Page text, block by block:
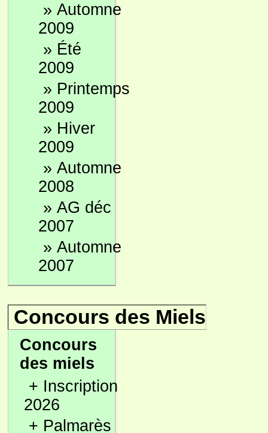
» Automne
2009
» Été
2009
» Printemps
2009
» Hiver
2009
» Automne
2008
» AG déc
2007
» Automne
2007
Concours des Miels
Concours
des miels
+ Inscription
2026
+ Palmarès